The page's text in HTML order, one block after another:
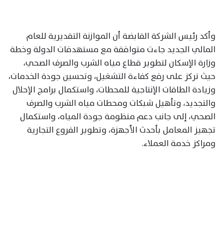
وأكد رئيس الشركة القابضة أن الموازنة التقديرية للعام
المالي الجديد جاءت متوافقة مع مستهدفات الدولة وخطة
وزارة الإسكان لتطوير قطاع مياه الشرب والصرف الصحي،
حيث تركز على رفع كفاءة التشغيل، وتحسين جودة الخدمات،
وزيادة الطاقات الإنتاجية للمحطات، واستكمال برامج الإحلال
والتجديد، وتأهيل شبكات ومحطات مياه الشرب والصرف
الصحي، إلى جانب دعم منظومة جودة المياه، واستكمال
تجهيز المعامل بأحدث الأجهزة، وتطوير الفروع التجارية
ومراكز خدمة العملاء.